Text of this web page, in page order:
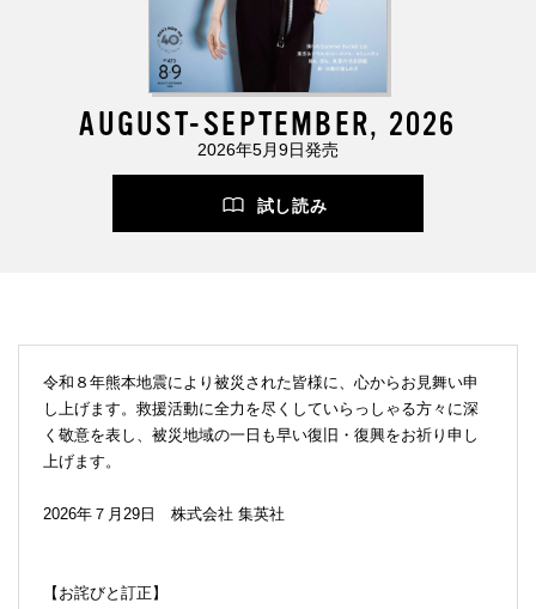
AUGUST-SEPTEMBER, 2026
2026年5月9日発売
試し読み
令和８年熊本地震により被災された皆様に、心からお見舞い申
し上げます。救援活動に全力を尽くしていらっしゃる方々に深
く敬意を表し、被災地域の一日も早い復旧・復興をお祈り申し
上げます。
2026年７月29日 株式会社 集英社
【お詫びと訂正】